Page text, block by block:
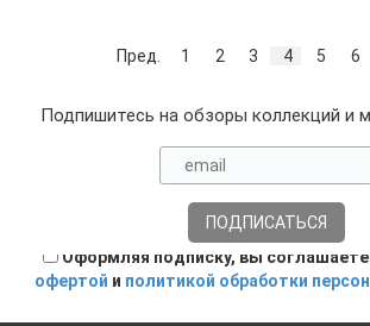
Пред. 1 2 3 4 5 6
Подпишитесь на обзоры коллекций и
Оформляя подписку, вы
офертой и политикой обработки